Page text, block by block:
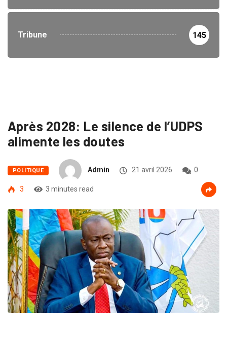
Tribune 145
Après 2028: Le silence de l’UDPS
alimente les doutes
POLITIQUE Admin 21 avril 2026 0
3 3 minutes read